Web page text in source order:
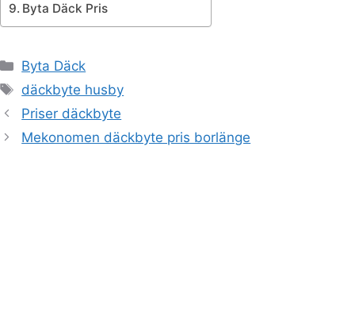
Byta Däck Pris
Kategorier
Byta Däck
Etiketter
däckbyte husby
Priser däckbyte
Mekonomen däckbyte pris borlänge